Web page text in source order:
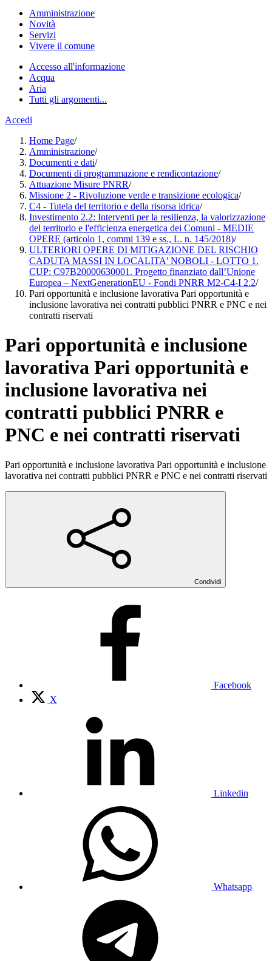
Amministrazione
Novità
Servizi
Vivere il comune
Accesso all'informazione
Acqua
Aria
Tutti gli argomenti...
Accedi
Home Page/
Amministrazione/
Documenti e dati/
Documenti di programmazione e rendicontazione/
Attuazione Misure PNRR/
Missione 2 - Rivoluzione verde e transizione ecologica/
C4 - Tutela del territorio e della risorsa idrica/
Investimento 2.2: Interventi per la resilienza, la valorizzazione
del territorio e l'efficienza energetica dei Comuni - MEDIE
OPERE (articolo 1, commi 139 e ss., L. n. 145/2018)/
ULTERIORI OPERE DI MITIGAZIONE DEL RISCHIO
CADUTA MASSI IN LOCALITA' NOBOLI - LOTTO 1.
CUP: C97B20000630001. Progetto finanziato dall’Unione
Europea – NextGenerationEU - Fondi PNRR M2-C4-I 2.2/
Pari opportunità e inclusione lavorativa Pari opportunità e
inclusione lavorativa nei contratti pubblici PNRR e PNC e nei
contratti riservati
Pari opportunità e inclusione
lavorativa Pari opportunità e
inclusione lavorativa nei
contratti pubblici PNRR e
PNC e nei contratti riservati
Pari opportunità e inclusione lavorativa Pari opportunità e inclusione
lavorativa nei contratti pubblici PNRR e PNC e nei contratti riservati
Condividi
Facebook
X
Linkedin
Whatsapp